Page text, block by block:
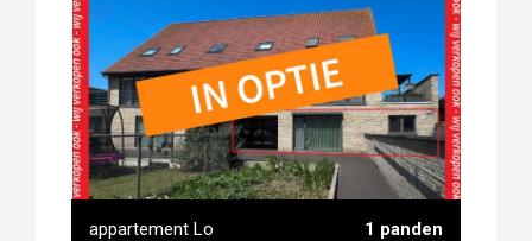
bouwgrond
appartement Lo 1 panden